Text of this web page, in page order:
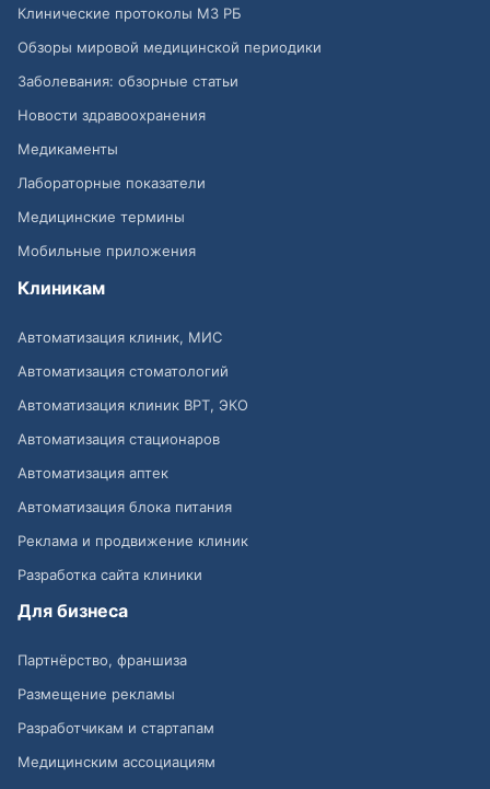
Клинические протоколы МЗ РБ
Обзоры мировой медицинской периодики
Заболевания: обзорные статьи
Новости здравоохранения
Медикаменты
Лабораторные показатели
Медицинские термины
Мобильные приложения
Клиникам
Автоматизация клиник, МИС
Автоматизация стоматологий
Автоматизация клиник ВРТ, ЭКО
Автоматизация стационаров
Автоматизация аптек
Автоматизация блока питания
Реклама и продвижение клиник
Разработка сайта клиники
Для бизнеса
Партнёрство, франшиза
Размещение рекламы
Разработчикам и стартапам
Медицинским ассоциациям